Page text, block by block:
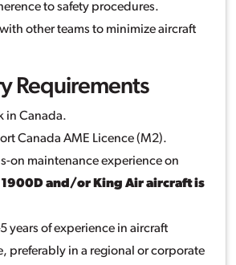
to safety procedures.
other teams to minimize aircraft
Requirements
in Canada.
Canada AME Licence (M2).
on maintenance experience on
1900D and/or King Air aircraft is
years of experience in aircraft
preferably in a regional or corporate